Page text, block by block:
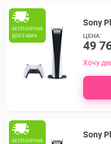
БЕСПЛАТНАЯ
ДОСТАВКА
Sony
ЦЕНА:
49
Хочу
БЕСПЛАТНАЯ
Sony